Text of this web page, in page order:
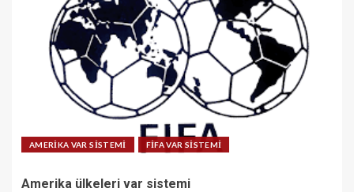
AMERİKA VAR SİSTEMİ FİFA VAR SİSTEMİ
Amerika ülkeleri var sistemi